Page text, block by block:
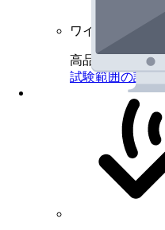
ワイヤレスデバ
高品質規格に基
試験範囲の詳細